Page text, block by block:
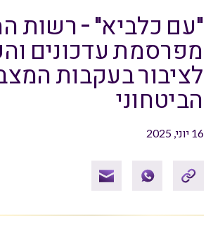
"עם כלביא" – רשות
מפרסמת עדכונים
לציבור בעקבות
הביטחוני
16 יוני, 2025